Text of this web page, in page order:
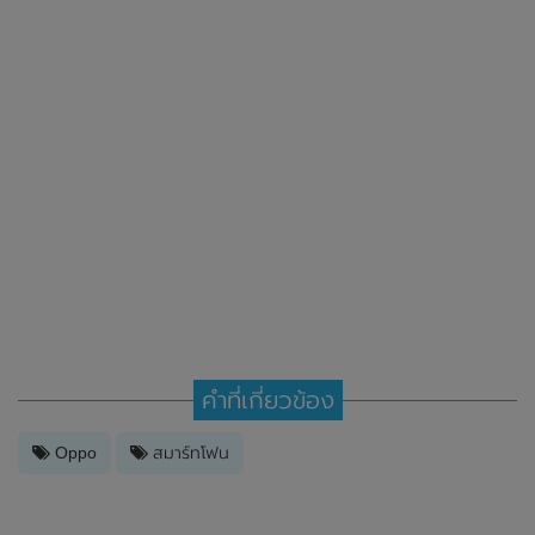
คำที่เกี่ยวข้อง
Oppo สมาร์ทโฟน